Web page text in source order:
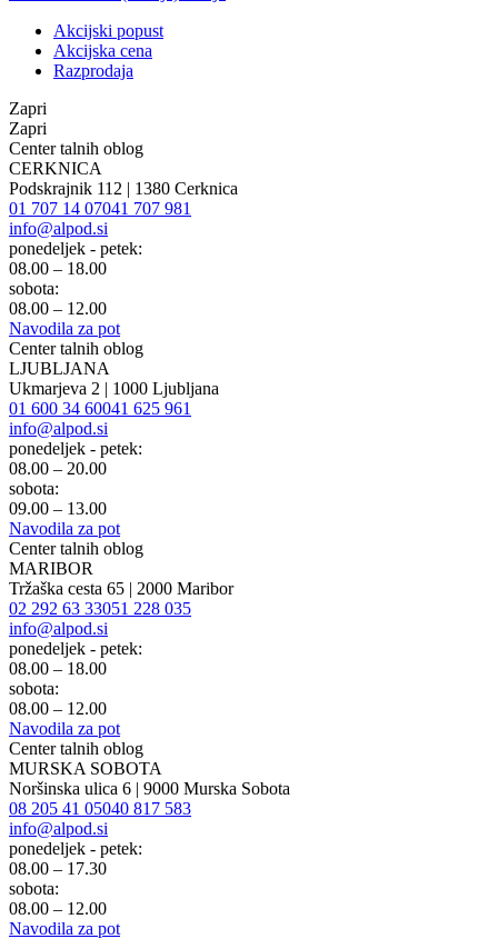
Akcijski popust
Akcijska cena
Razprodaja
Zapri
Zapri
Center talnih oblog
CERKNICA
Podskrajnik 112 | 1380 Cerknica
01 707 14 07041 707 981
info@alpod.si
ponedeljek - petek:
08.00 – 18.00
sobota:
08.00 – 12.00
Navodila za pot
Center talnih oblog
LJUBLJANA
Ukmarjeva 2 | 1000 Ljubljana
01 600 34 60041 625 961
info@alpod.si
ponedeljek - petek:
08.00 – 20.00
sobota:
09.00 – 13.00
Navodila za pot
Center talnih oblog
MARIBOR
Tržaška cesta 65 | 2000 Maribor
02 292 63 33051 228 035
info@alpod.si
ponedeljek - petek:
08.00 – 18.00
sobota:
08.00 – 12.00
Navodila za pot
Center talnih oblog
MURSKA SOBOTA
Noršinska ulica 6 | 9000 Murska Sobota
08 205 41 05040 817 583
info@alpod.si
ponedeljek - petek:
08.00 – 17.30
sobota:
08.00 – 12.00
Navodila za pot